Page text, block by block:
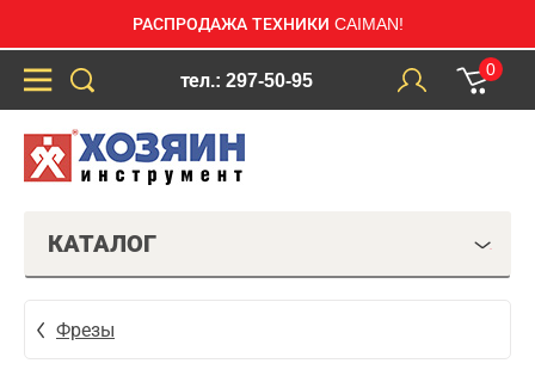
РАСПРОДАЖА ТЕХНИКИ CAIMAN!
тел.: 297-50-95
0
КАТАЛОГ
Фрезы